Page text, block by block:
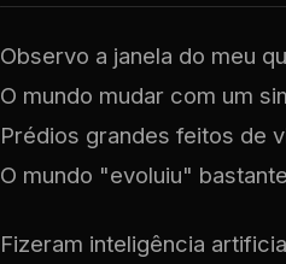
Observo a janela do meu
O mundo mudar com um
Prédios grandes feitos de
O mundo "evoluiu"
Fizeram inteligência